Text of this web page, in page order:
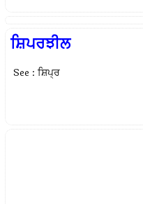
ਸ਼ਿਪਰਝੀਲ
See : ਸ਼ਿਪ੍ਰ